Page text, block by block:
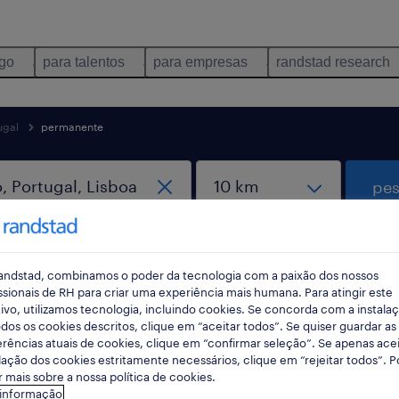
para talentos para empresas randstad research
permanente
disponíveis em Porto,
combinamos o poder da tecnologia com a paixão dos nossos
de RH para criar uma experiência mais humana. Para atingir este
utilizamos tecnologia, incluindo cookies. Se concorda com a
os cookies descritos, clique em “aceitar todos”. Se quiser guardar as
atuais de cookies, clique em “confirmar seleção”. Se apenas
dos cookies estritamente necessários, clique em “rejeitar todos”.
mais sobre a nossa política de cookies.